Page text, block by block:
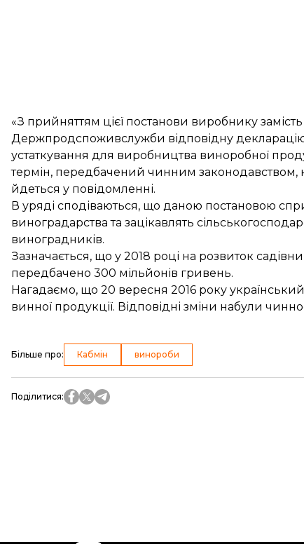
«З прийняттям цієї постанови виробнику
Держпродспоживслужби відповідну декларацію,
устаткування для виробництва виноробної
термін, передбачений чинним законодавством,
йдеться у повідомленні.
В уряді сподіваються, що даною постановою
виноградарства та зацікавлять
виноградників.
Зазначається, що у 2018 році на розвиток
передбачено 300 мільйонів гривень.
Нагадаємо, що 20 вересня 2016 року
винної продукції. Відповідні зміни набули
Більше про: Кабмін винороби
Поділитися: